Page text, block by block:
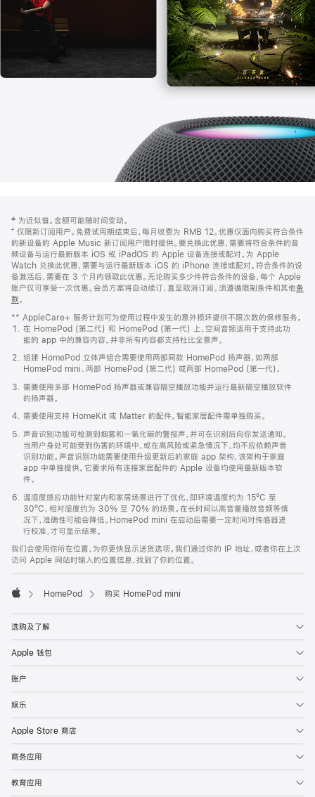
页
页
脚
注
‡ 为近似值。金额可能随时间变动。
⁺ 仅限新订阅用户。免费试用期结束后，每月收费为 RMB 12。优惠仅面向购买符合条件
的新设备的 Apple Music 新订阅用户限时提供。要兑换此优惠，需要将符合条件的音
频设备与运行最新版本 iOS 或 iPadOS 的 Apple 设备连接或配对。为 Apple
Watch 兑换此优惠，需要与运行最新版本 iOS 的 iPhone 连接或配对。符合条件的设
备激活后，需要在 3 个月内领取此优惠。无论购买多少件符合条件的设备，每个 Apple
账户仅可享受一次优惠。会员方案将自动续订，直至取消订阅。须遵循限制条件和其他条
款。
窗
口
中
打
开)
** AppleCare+ 服务计划可为使用过程中发生的意外损坏提供不限次数的保修服务。
在 HomePod (第二代) 和 HomePod (第一代) 上，空间音频适用于支持此功
能的 app 中的兼容内容。并非所有内容都支持杜比全景声。
组建 HomePod 立体声组合需要使用两部同款 HomePod 扬声器，如两部
HomePod mini、两部 HomePod (第二代) 或两部 HomePod (第一代)。
需要使用多部 HomePod 扬声器或兼容隔空播放功能并运行最新隔空播放软件
的扬声器。
需要使用支持 HomeKit 或 Matter 的配件。智能家居配件需单独购买。
声音识别功能可检测到烟雾和一氧化碳的警报声，并可在识别后向你发送通知。
当用户身处可能受到伤害的环境中，或在高风险或紧急情况下，均不应依赖声音
识别功能。声音识别功能需要使用升级更新后的家庭 app 架构，该架构于家庭
app 中单独提供。它要求所有连接家居配件的 Apple 设备均使用最新版本软
件。
温湿度感应功能针对室内和家居场景进行了优化，即环境温度约为 15ºC 至
30ºC、相对湿度约为 30% 至 70% 的场景。在长时间以高音量播放音频等情
况下，准确性可能会降低。HomePod mini 在启动后需要一定时间对传感器进
行校准，才可显示结果。
我们会使用你所在位置，为你更快显示送货选项。我们通过你的 IP 地址，或者你在上次
访问 Apple 网站时输入的位置信息，找到了你的位置。
HomePod 购买 HomePod mini
选购及了解
Apple 钱包
账户
娱乐
Apple Store 商店
商务应用
教育应用